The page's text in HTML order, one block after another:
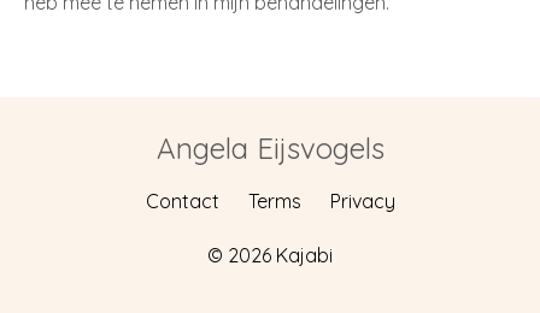
Angela Eijsvogels
Contact Terms Privacy
© 2026 Kajabi